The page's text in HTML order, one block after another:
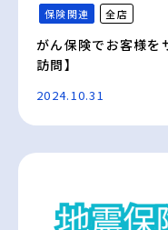
保険関連 全店
がん保険でお客様を
訪問】
2024.10.31